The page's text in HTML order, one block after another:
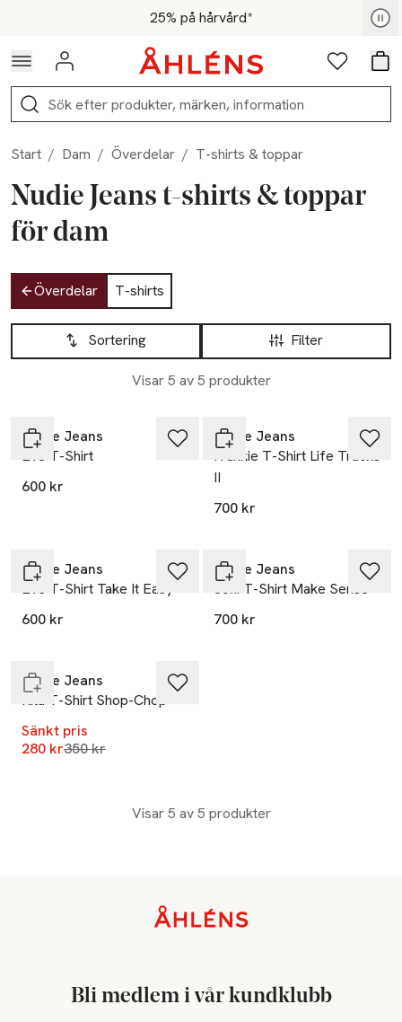
Hoppa till navigationsmenyn25% på hårvård*
För medlemmar - Shoppa nu
Logga in Favoriter
Sök
Start / Dam / Överdelar / T-shirts & toppar
Nudie Jeans t-shirts & toppar
för dam
Hoppa till produktsidan
Överdelar
T-shirts
Hoppa till produktsidan
Filter
Sortering
Visar 5 av 5 produkter
Lista över produkter
Nudie Jeans
Eve T-Shirt
600 kr
Nudie Jeans
Frankie T-Shirt Life Tracks
II
700 kr
Nudie Jeans
Eve T-Shirt Take It Easy
600 kr
Nudie Jeans
Joni T-Shirt Make Sense
700 kr
-20%
Nudie Jeans
Rita T-Shirt Shop-Chop
Sänkt pris
280 krLägsta pris 30 dagar
350 kr
Visar 5 av 5 produkter
Bli medlem i vår kundklubb